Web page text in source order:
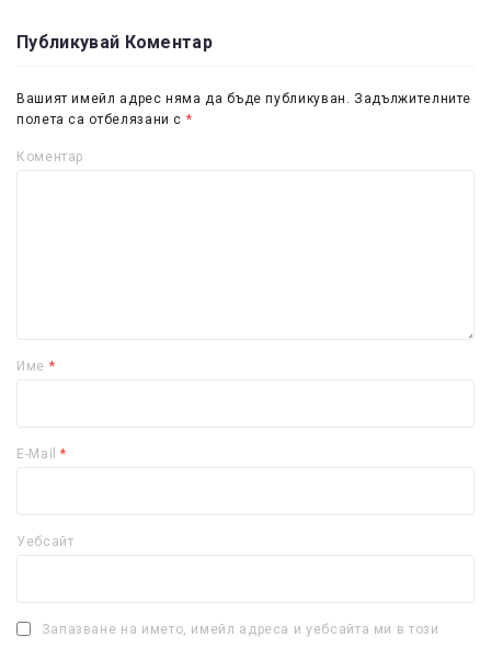
Публикувай Коментар
Вашият имейл адрес няма да бъде публикуван. Задължителните
полета са отбелязани с *
Коментар
Име *
E-Mail*
Уебсайт
Запазване на името, имейл адреса и уебсайта ми в този